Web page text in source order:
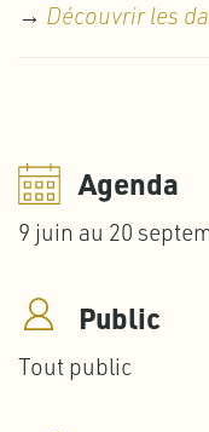
→ Découvrir les
Agenda
9 juin au 20
Public
Tout public